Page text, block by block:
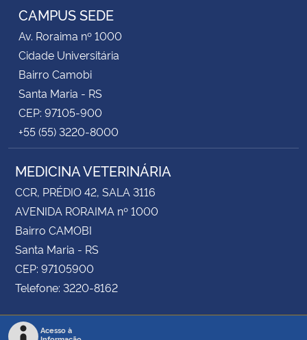
CAMPUS SEDE
Av. Roraima nº 1000
Cidade Universitária
Bairro Camobi
Santa Maria - RS
CEP: 97105-900
+55 (55) 3220-8000
MEDICINA VETERINÁRIA
CCR, PRÉDIO 42, SALA 3116
AVENIDA RORAIMA nº 1000
Bairro CAMOBI
Santa Maria - RS
CEP: 97105900
Telefone: 3220-8162
Acesso à